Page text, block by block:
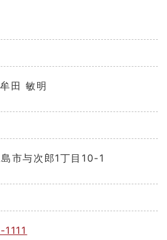
田 敏明
市与次郎1丁目10-1